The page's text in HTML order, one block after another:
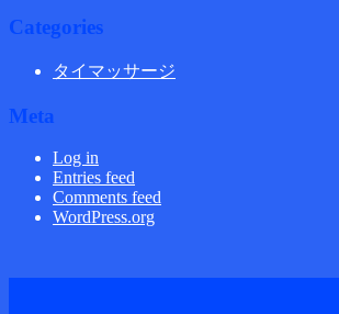
Categories
タイマッサージ
Meta
Log in
Entries feed
Comments feed
WordPress.org